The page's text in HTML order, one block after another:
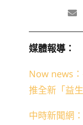
媒體報導：
Now news
推全新「益
中時新聞網